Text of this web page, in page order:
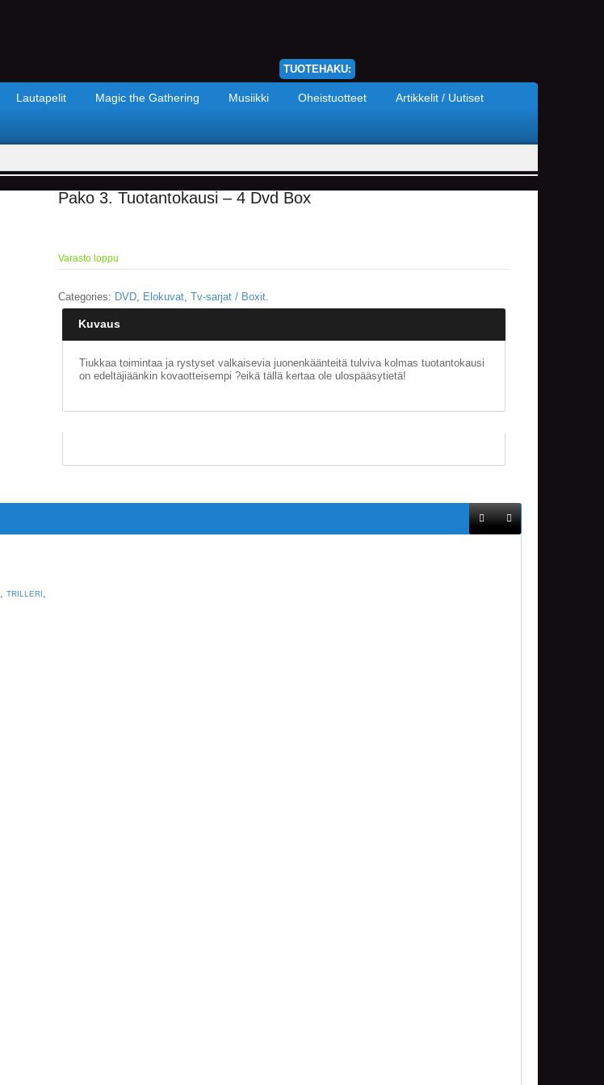
TUOTEHAKU:
Lautapelit Magic the Gathering Musiikki Oheistuotteet Artikkelit / Uutiset
Pako 3. Tuotantokausi – 4 Dvd Box
Varasto loppu
Categories: DVD, Elokuvat, Tv-sarjat / Boxit.
Kuvaus
Tiukkaa toimintaa ja rystyset valkaisevia juonenkäänteitä tulviva kolmas tuotantokausi
on edeltäjiäänkin kovaotteisempi ?eikä tällä kertaa ole ulospääsytietä!
, TRILLERI,